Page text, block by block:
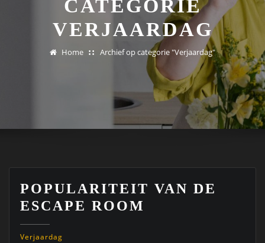
CATEGORIE
VERJAARDAG
Home Archief op categorie "Verjaardag"
POPULARITEIT VAN DE
ESCAPE ROOM
Verjaardag